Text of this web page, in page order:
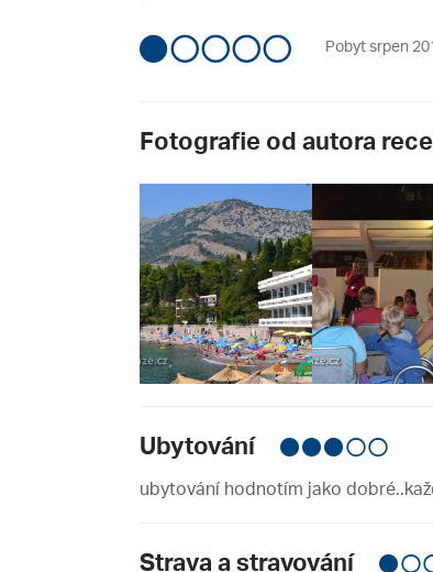
Pobyt srpen
Fotografie od autora
Ubytování
ubytování hodnotím jako
Strava a stravování